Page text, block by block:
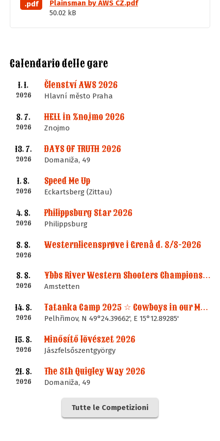
.pdf
Plainsman by AWS CZ.pdf
50.02 kB
Calendario delle gare
1. 1.
2026
Členství AWS 2026
Hlavní město Praha
8. 7.
2026
HELL in Znojmo 2026
Znojmo
13. 7.
2026
DAYS OF TRUTH 2026
Domaniža, 49
1. 8.
2026
Speed Me Up
Eckartsberg (Zittau)
4. 8.
2026
Philippsburg Star 2026
Philippsburg
8. 8.
2026
Westernlicensprøve i Grenå d. 8/8-2026
8. 8.
2026
Ybbs River Western Shooters Championship 2026 + LM
Amstetten
14. 8.
2026
Tatanka Camp 2025 ☆ Cowboys in our Memories
Pelhřimov, N 49°24.39662', E 15°12.89285'
15. 8.
2026
Minősítő lövészet 2026
Jászfelsőszentgyörgy
21. 8.
2026
The 8th Quigley Way 2026
Domaniža, 49
Tutte le Competizioni